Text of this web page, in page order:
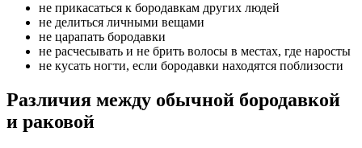
не прикасаться к бородавкам других людей
не делиться личными вещами
не царапать бородавки
не расчесывать и не брить волосы в местах, где наросты
не кусать ногти, если бородавки находятся поблизости
Различия между обычной бородавкой
и раковой